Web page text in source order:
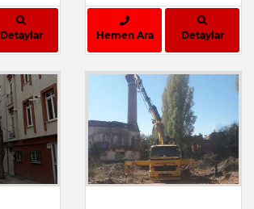
Detaylar Hemen Ara Detaylar